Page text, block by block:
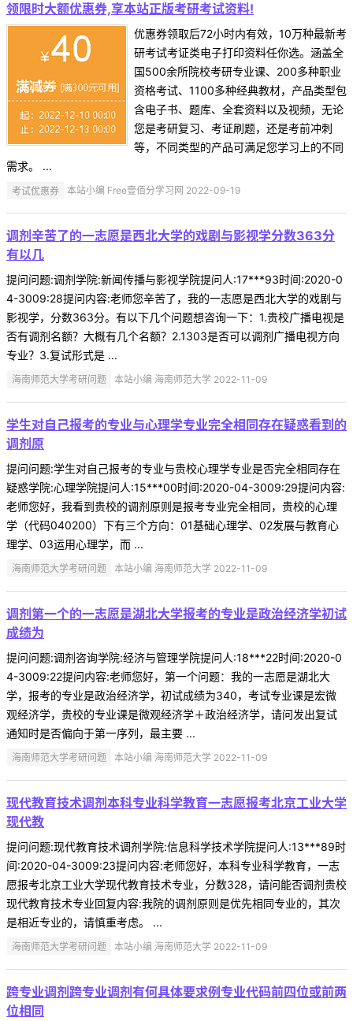
领限时大额优惠券,享本站正版考研考试资料!
优惠券领取后72小时内有效，10万种最新考
研考试考证类电子打印资料任你选。涵盖全
国500余所院校考研专业课、200多种职业
资格考试、1100多种经典教材，产品类型包
含电子书、题库、全套资料以及视频，无论
您是考研复习、考证刷题，还是考前冲刺
等，不同类型的产品可满足您学习上的不同
需求。 ...
考试优惠券 本站小编 Free壹佰分学习网 2022-09-19
调剂辛苦了的一志愿是西北大学的戏剧与影视学分数363分
有以几
提问问题:调剂学院:新闻传播与影视学院提问人:17***93时间:2020-0
4-3009:28提问内容:老师您辛苦了，我的一志愿是西北大学的戏剧与
影视学，分数363分。有以下几个问题想咨询一下：1.贵校广播电视是
否有调剂名额？大概有几个名额？2.1303是否可以调剂广播电视方向
专业？3.复试形式是 ...
海南师范大学考研问题 本站小编 海南师范大学 2022-11-09
学生对自己报考的专业与心理学专业完全相同存在疑惑看到的
调剂原
提问问题:学生对自己报考的专业与贵校心理学专业是否完全相同存在
疑惑学院:心理学院提问人:15***00时间:2020-04-3009:29提问内容:
老师您好，我看到贵校的调剂原则是报考专业完全相同，贵校的心理
学（代码040200）下有三个方向：01基础心理学、02发展与教育心
理学、03运用心理学，而 ...
海南师范大学考研问题 本站小编 海南师范大学 2022-11-09
调剂第一个的一志愿是湖北大学报考的专业是政治经济学初试
成绩为
提问问题:调剂咨询学院:经济与管理学院提问人:18***22时间:2020-0
4-3009:22提问内容:老师您好，第一个问题：我的一志愿是湖北大
学，报考的专业是政治经济学，初试成绩为340，考试专业课是宏微
观经济学，贵校的专业课是微观经济学＋政治经济学，请问发出复试
通知时是否偏向于第一序列，最主要 ...
海南师范大学考研问题 本站小编 海南师范大学 2022-11-09
现代教育技术调剂本科专业科学教育一志愿报考北京工业大学
现代教
提问问题:现代教育技术调剂学院:信息科学技术学院提问人:13***89时
间:2020-04-3009:23提问内容:老师您好，本科专业科学教育，一志
愿报考北京工业大学现代教育技术专业，分数328，请问能否调剂贵校
现代教育技术专业回复内容:我院的调剂原则是优先相同专业的，其次
是相近专业的，请慎重考虑。 ...
海南师范大学考研问题 本站小编 海南师范大学 2022-11-09
跨专业调剂跨专业调剂有何具体要求例专业代码前四位或前两
位相同